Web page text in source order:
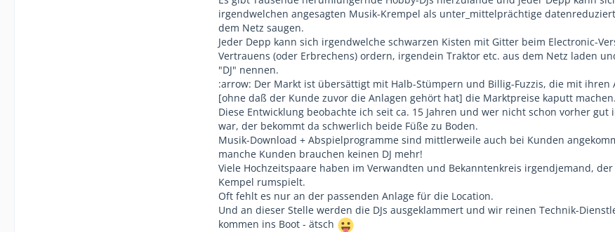
irgendwelchen angesagten Musik-Krempel als unter_mittelprächtige
dem Netz saugen.
Jeder Depp kann sich irgendwelche schwarzen Kisten mit Gitter beim Electronic-
Vertrauens (oder Erbrechens) ordern, irgendein Traktor etc. aus dem Netz laden
"DJ" nennen.
:arrow: Der Markt ist übersättigt mit Halb-Stümpern und Billig-Fuzzis, die mit ihren
[ohne daß der Kunde zuvor die Anlagen gehört hat] die Marktpreise kaputt machen.
Diese Entwicklung beobachte ich seit ca. 15 Jahren und wer nicht schon vorher gut
war, der bekommt da schwerlich beide Füße zu Boden.
Musik-Download + Abspielprogramme sind mittlerweile auch bei Kunden
manche Kunden brauchen keinen DJ mehr!
Viele Hochzeitspaare haben im Verwandten und Bekanntenkreis irgendjemand,
Kempel rumspielt.
Oft fehlt es nur an der passenden Anlage für die Location.
Und an dieser Stelle werden die DJs ausgeklammert und wir reinen Technik-
kommen ins Boot - ätsch